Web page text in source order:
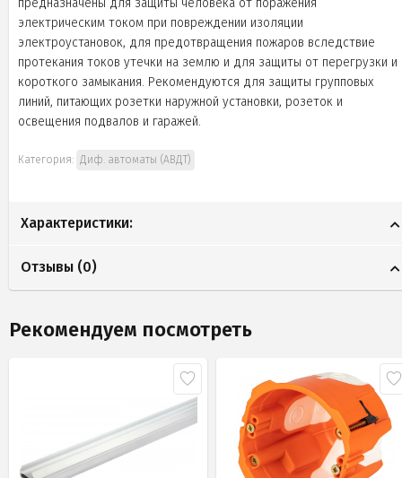
предназначены для защиты человека от поражения
электрическим током при повреждении изоляции
электроустановок, для предотвращения пожаров вследствие
протекания токов утечки на землю и для защиты от перегрузки и
короткого замыкания. Рекомендуются для защиты групповых
линий, питающих розетки наружной установки, розеток и
освещения подвалов и гаражей.
Категория: Диф. автоматы (АВДТ)
Характеристики:
Отзывы (0)
Рекомендуем посмотреть